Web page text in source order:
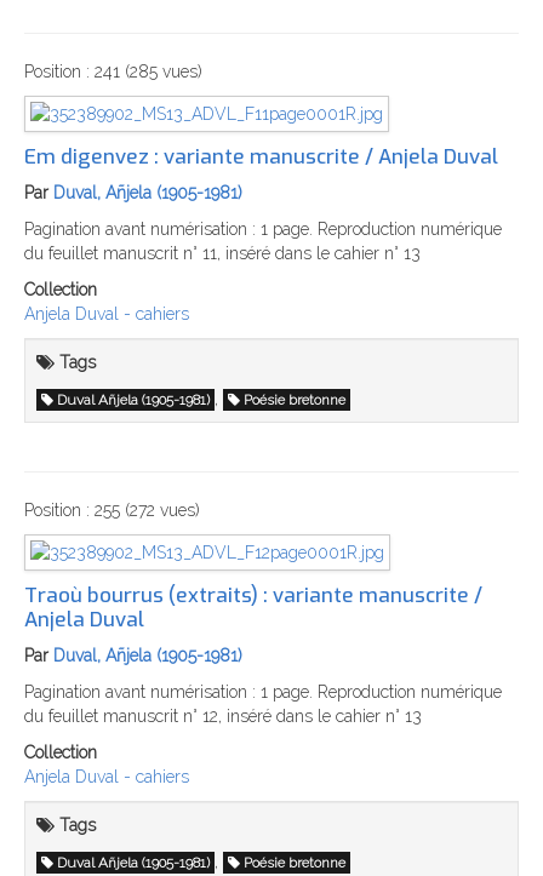
Position : 241 (285 vues)
Em digenvez : variante manuscrite / Anjela Duval
Par Duval, Añjela (1905-1981)
Pagination avant numérisation : 1 page. Reproduction numérique
du feuillet manuscrit n° 11, inséré dans le cahier n° 13
Collection
Anjela Duval - cahiers
Tags
Duval Añjela (1905-1981) , Poésie bretonne
Position : 255 (272 vues)
Traoù bourrus (extraits) : variante manuscrite /
Anjela Duval
Par Duval, Añjela (1905-1981)
Pagination avant numérisation : 1 page. Reproduction numérique
du feuillet manuscrit n° 12, inséré dans le cahier n° 13
Collection
Anjela Duval - cahiers
Tags
Duval Añjela (1905-1981) , Poésie bretonne